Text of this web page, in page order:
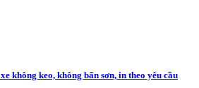
không keo, không bẩn sơn, in theo yêu cầu